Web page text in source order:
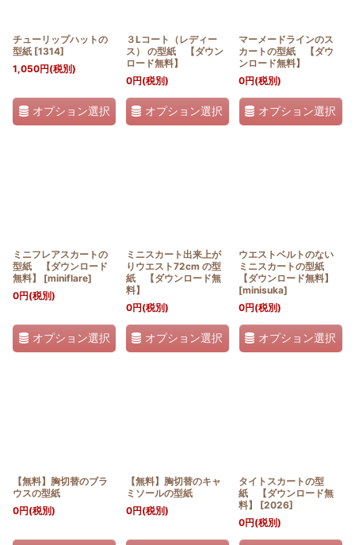
チューリップハットの
型紙 [1314]
1,050円(税別)
オプション選択
３Lコート（レディー
ス） の型紙 【ダウン
ロード無料】
0円(税別)
オプション選択
マーメードラインのス
カートの型紙 【ダウ
ンロード無料】
0円(税別)
オプション選択
ミニフレアスカートの
型紙 【ダウンロード
無料】
[miniflare]
0円(税別)
オプション選択
ミニスカート出来上が
りウエスト72cm の型
紙 【ダウンロード無
料】
0円(税別)
オプション選択
ウエストベルトのない
ミニスカートの型紙
【ダウンロード無料】
[minisuka]
0円(税別)
オプション選択
【無料】胸切替のブラ
ウスの型紙
0円(税別)
【無料】胸切替のキャ
ミソールの型紙
0円(税別)
タイトスカートの型
紙 【ダウンロード無
料】
[2026]
0円(税別)